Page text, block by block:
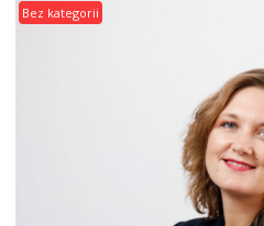
Bez kategorii